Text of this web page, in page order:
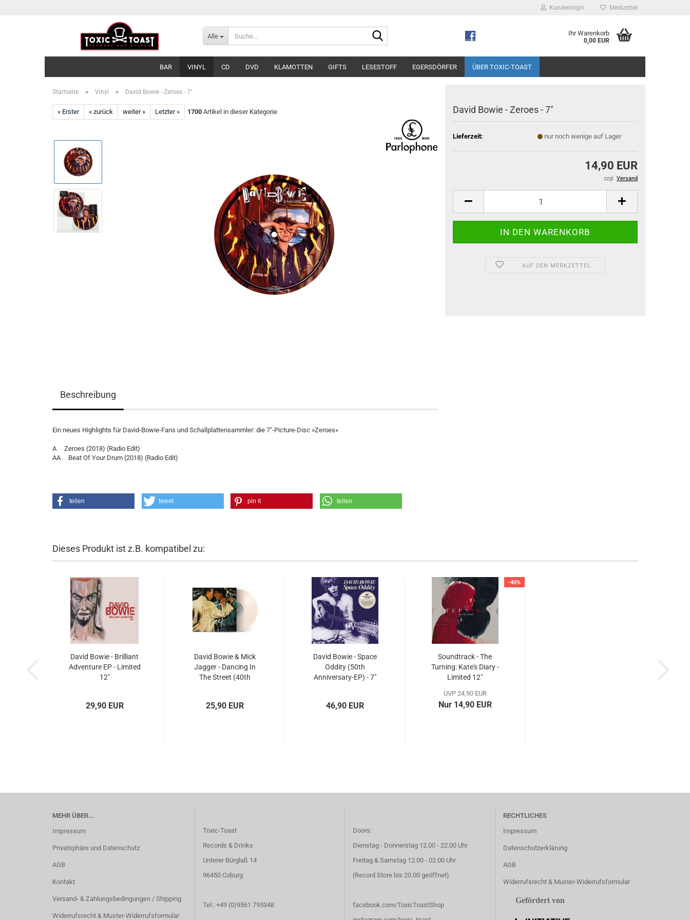
Kundenlogin Merkzettel
Alle Ihr Warenkorb
0,00 EUR
BAR VINYL CD DVD KLAMOTTEN GIFTS LESESTOFF EGERSDÖRFER ÜBER TOXIC-TOAST
Startseite » Vinyl » David Bowie - Zeroes - 7"
« Erster « zurück weiter » Letzter » 1700 Artikel in dieser Kategorie David Bowie - Zeroes - 7"
Lieferzeit: nur noch wenige auf Lager
14,90 EUR
zzgl. Versand
AUF DEN MERKZETTEL
Beschreibung
Ein neues Highlights für David-Bowie-Fans und Schallplattensammler: die 7"-Picture-Disc »Zeroes«
A Zeroes (2018) (Radio Edit)
AA Beat Of Your Drum (2018) (Radio Edit)
teilen tweet pin it teilen
Dieses Produkt ist z.B. kompatibel zu:
David Bowie - Brilliant
Adventure EP - Limited
12"
29,90 EUR
David Bowie & Mick
Jagger - Dancing In
The Street (40th
25,90 EUR
David Bowie - Space
Oddity (50th
Anniversary-EP) - 7"
46,90 EUR
-40%
Soundtrack - The
Turning: Kate's Diary -
Limited 12"
UVP 24,90 EUR
Nur 14,90 EUR
MEHR ÜBER...
Impressum
Privatsphäre und Datenschutz
AGB
Kontakt
Versand- & Zahlungsbedingungen / Shipping
Widerrufsrecht & Muster-Widerrufsformular
Toxic-Toast
Records & Drinks
Unterer Bürglaß 14
96450 Coburg
Tel.: +49 (0)9561 795348
Doors:
Dienstag - Donnerstag 12.00 - 22.00 Uhr
Freitag & Samstag 12.00 - 02.00 Uhr
(Record Store bis 20.00 geöffnet)
facebook.com/ToxicToastShop
RECHTLICHES
Impressum
Datenschutzerklärung
AGB
Widerrufsrecht & Muster-Widerrufsformular
Gefördert von